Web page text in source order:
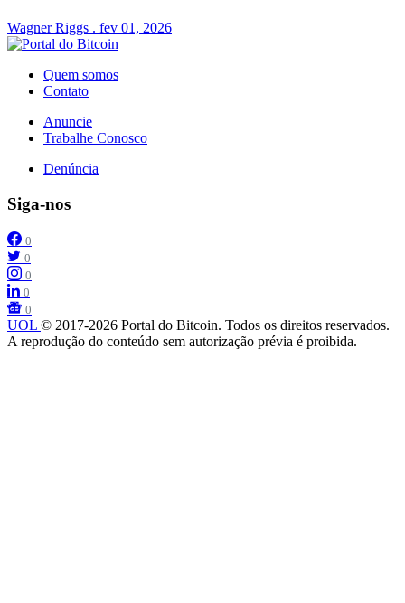
Wagner Riggs . fev 01, 2026
Quem somos
Contato
Anuncie
Trabalhe Conosco
Denúncia
Siga-nos
0
0
0
0
0
UOL © 2017-2026 Portal do Bitcoin. Todos os direitos reservados.
A reprodução do conteúdo sem autorização prévia é proibida.